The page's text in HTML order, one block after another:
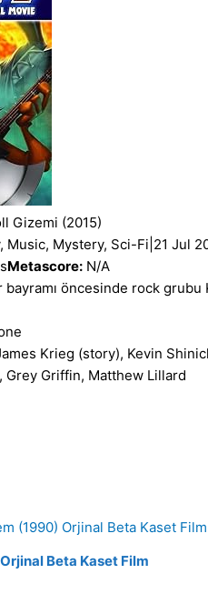
Gizemi (2015)
Music, Mystery, Sci-Fi 21 Jul
Metascore: N/A
bayramı öncesinde rock
Krieg (story), Kevin
Grey Griffin, Matthew Lillard
Beta Kaset Film